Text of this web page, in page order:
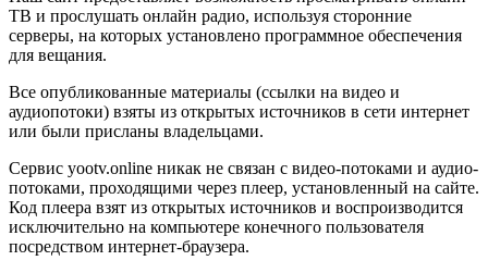
ТВ и прослушать онлайн радио, используя сторонние
серверы, на которых установлено программное обеспечения
для вещания.
Все опубликованные материалы (ссылки на видео и
аудиопотоки) взяты из открытых источников в сети интернет
или были присланы владельцами.
Сервис yootv.online никак не связан с видео-потоками и аудио-
потоками, проходящими через плеер, установленный на сайте.
Код плеера взят из открытых источников и воспроизводится
исключительно на компьютере конечного пользователя
посредством интернет-браузера.